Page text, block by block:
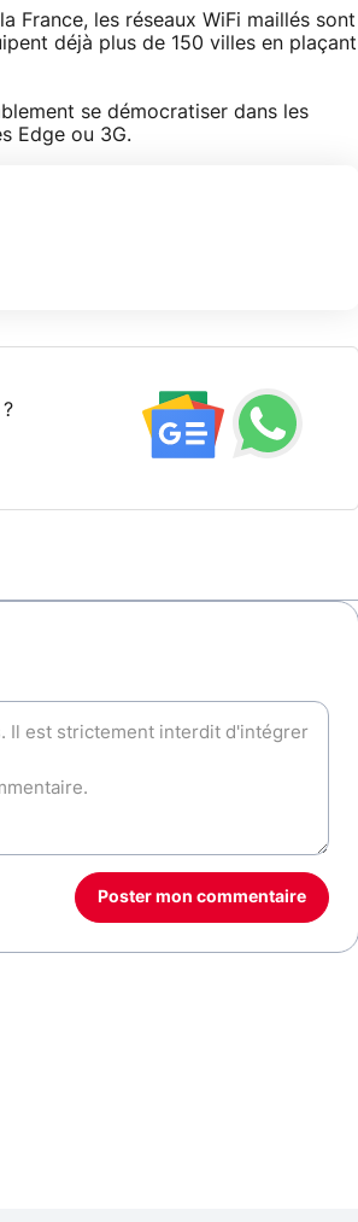
France, les réseaux WiFi maillés sont
déjà plus de 150 villes en plaçant
se démocratiser dans les
Edge ou 3G.
Poster mon commentaire